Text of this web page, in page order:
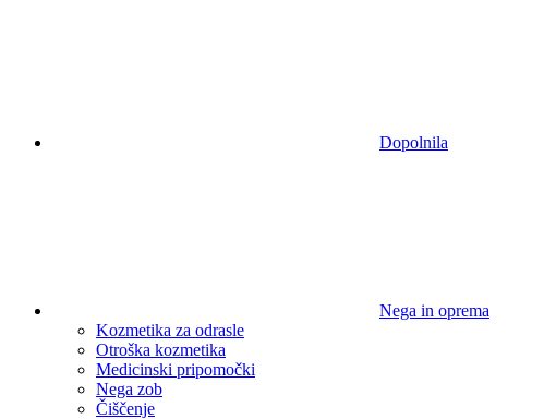
Dopolnila
Nega in oprema
Kozmetika za odrasle
Otroška kozmetika
Medicinski pripomočki
Nega zob
Čiščenje